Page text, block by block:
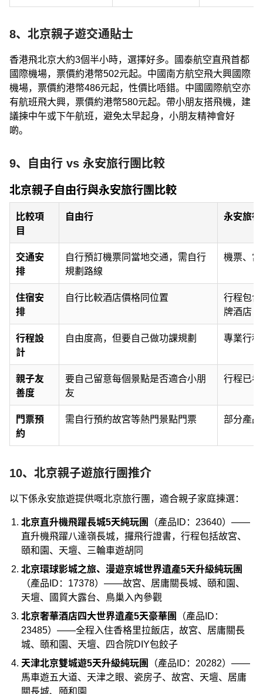
8、北京親子遊交通貼士
香港飛北京大約3個半小時，選擇好多。國泰航空直飛首都
國際機場，票價約港幣502元起。中國南方航空飛大興國際
機場，票價約港幣486元起，性價比唔錯。中國國際航空亦
有航班飛大興，票價約港幣580元起。帶小朋友搭飛機，建
議揀中午或下午航班，避免太早起身，小朋友精神會好
啲。
9、自由行 vs 永安旅行團比較
北京親子自由行與永安旅行團比較
比較項
目
自由行 永安旅行
交通安
排
自行預訂機票同當地交通，需自行
規劃路線
機票、
住宿安
排
自行比較酒店價格同位置
行程包
牌酒店
行程設
計
自由度高，但要自己做功課規劃 專業行
親子友
善度
要自己留意每個景點是否適合小朋
友
行程已
門票預
約
需自行預約故宮等熱門景點門票 部分產
10、北京親子遊旅行團推介
以下係永安旅遊提供嘅北京旅行團，適合親子家庭揀選：
北京直升機飛躍長城5天純玩團
（產品ID：23640）——
直升機飛躍八達嶺長城，攞飛行證書，行程包括故宮、
頤和園、天壇、三輪車遊胡同
北京環球影城之旅、漫遊京城世界遺產5天升級純玩團
（產品ID：17378）——故宮、居庸關長城、頤和園、
天壇、國貿大露台、鳥巢入內參觀
北京奢華酒店四大世界遺產5天豪華團
（產品ID：
23485）——全程入住香格里拉飯店，故宮、居庸關長
城、頤和園、天壇、四合院DIY包餃子
天津北京雙城遊5天升級純玩團
（產品ID：20282）——
馬車遊五大道、天津之眼、瓷房子、故宮、天壇、居庸
關長城、頤和園